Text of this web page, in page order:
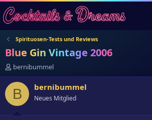
Spirituosen-Tests und Reviews
Blue Gin Vintage 2006
E
r
s
bernibummel
B bernibummel
Neues Mitglied